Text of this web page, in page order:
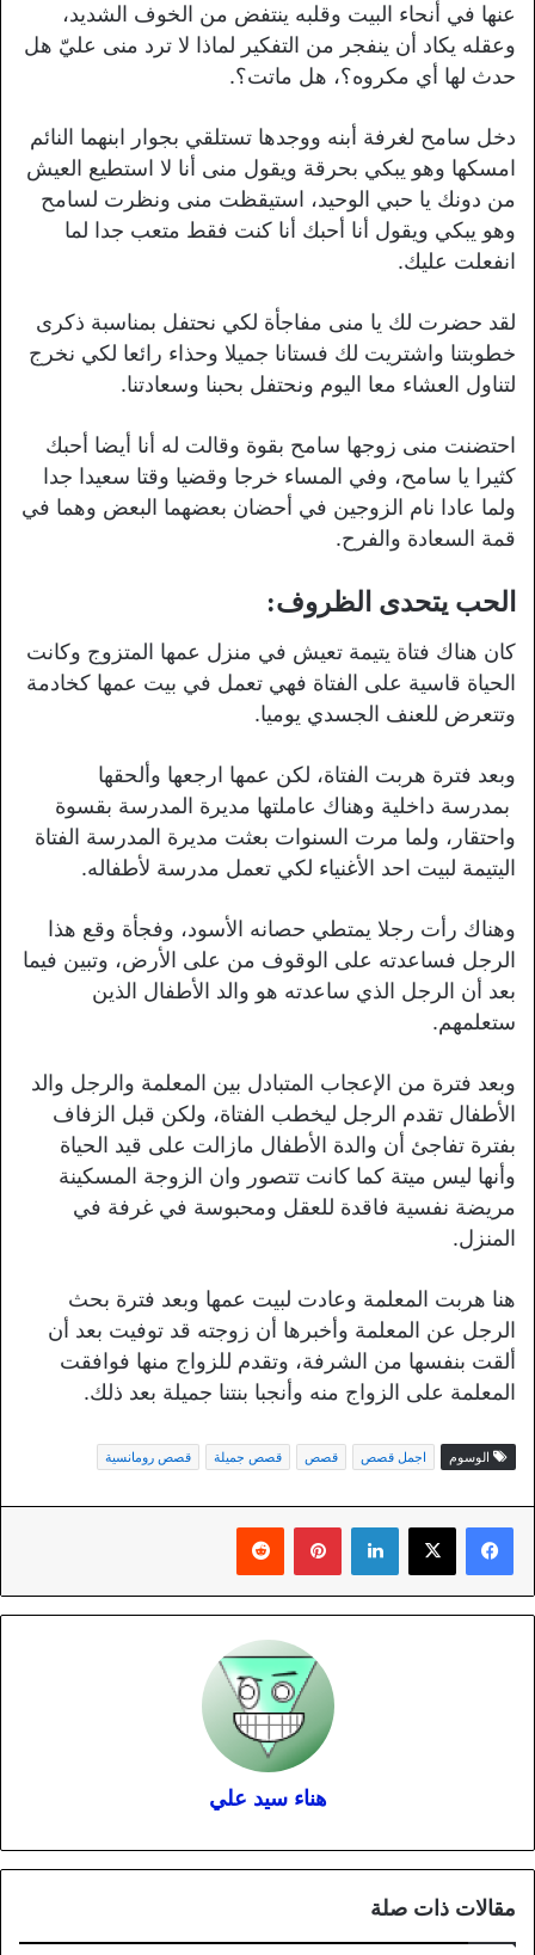
عنها في أنحاء البيت وقلبه ينتفض من الخوف الشديد،
وعقله يكاد أن ينفجر من التفكير لماذا لا ترد منى عليّ هل
حدث لها أي مكروه؟، هل ماتت؟.
دخل سامح لغرفة أبنه ووجدها تستلقي بجوار ابنهما النائم
امسكها وهو يبكي بحرقة ويقول منى أنا لا استطيع العيش
من دونك يا حبي الوحيد، استيقظت منى ونظرت لسامح
وهو يبكي ويقول أنا أحبك أنا كنت فقط متعب جدا لما
انفعلت عليك.
لقد حضرت لك يا منى مفاجأة لكي نحتفل بمناسبة ذكرى
خطوبتنا واشتريت لك فستانا جميلا وحذاء رائعا لكي نخرج
لتناول العشاء معا اليوم ونحتفل بحبنا وسعادتنا.
احتضنت منى زوجها سامح بقوة وقالت له أنا أيضا أحبك
كثيرا يا سامح، وفي المساء خرجا وقضيا وقتا سعيدا جدا
ولما عادا نام الزوجين في أحضان بعضهما البعض وهما في
قمة السعادة والفرح.
الحب يتحدى الظروف:
كان هناك فتاة يتيمة تعيش في منزل عمها المتزوج وكانت
الحياة قاسية على الفتاة فهي تعمل في بيت عمها كخادمة
وتتعرض للعنف الجسدي يوميا.
وبعد فترة هربت الفتاة، لكن عمها ارجعها وألحقها
بمدرسة داخلية وهناك عاملتها مديرة المدرسة بقسوة
واحتقار، ولما مرت السنوات بعثت مديرة المدرسة الفتاة
اليتيمة لبيت احد الأغنياء لكي تعمل مدرسة لأطفاله.
وهناك رأت رجلا يمتطي حصانه الأسود، وفجأة وقع هذا
الرجل فساعدته على الوقوف من على الأرض، وتبين فيما
بعد أن الرجل الذي ساعدته هو والد الأطفال الذين
ستعلمهم.
وبعد فترة من الإعجاب المتبادل بين المعلمة والرجل والد
الأطفال تقدم الرجل ليخطب الفتاة، ولكن قبل الزفاف
بفترة تفاجئ أن والدة الأطفال مازالت على قيد الحياة
وأنها ليس ميتة كما كانت تتصور وان الزوجة المسكينة
مريضة نفسية فاقدة للعقل ومحبوسة في غرفة في
المنزل.
هنا هربت المعلمة وعادت لبيت عمها وبعد فترة بحث
الرجل عن المعلمة وأخبرها أن زوجته قد توفيت بعد أن
ألقت بنفسها من الشرفة، وتقدم للزواج منها فوافقت
المعلمة على الزواج منه وأنجبا بنتنا جميلة بعد ذلك.
الوسوم اجمل قصص قصص قصص جميلة قصص رومانسية
لينكدإن بينتيريست
هناء سيد علي
مقالات ذات صلة